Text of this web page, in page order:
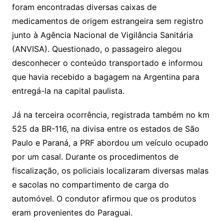
foram encontradas diversas caixas de
medicamentos de origem estrangeira sem registro
junto à Agência Nacional de Vigilância Sanitária
(ANVISA). Questionado, o passageiro alegou
desconhecer o conteúdo transportado e informou
que havia recebido a bagagem na Argentina para
entregá-la na capital paulista.
Já na terceira ocorrência, registrada também no km
525 da BR-116, na divisa entre os estados de São
Paulo e Paraná, a PRF abordou um veículo ocupado
por um casal. Durante os procedimentos de
fiscalização, os policiais localizaram diversas malas
e sacolas no compartimento de carga do
automóvel. O condutor afirmou que os produtos
eram provenientes do Paraguai.